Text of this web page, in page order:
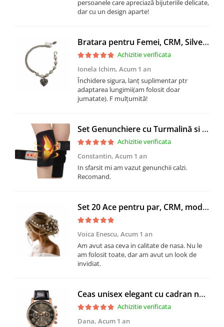
persoanele care apreciază bijuteriile delicate,
dar cu un design aparte!
Bratara pentru Femei, CRM, SilverHeart, 17+3 cm
Achizitie verificata
Ionela Ichim, Acum 1 an
Închidere sigura, lanț suplimentar ptr
adaptarea lungimii(am folosit doar
jumatate). F mulțumită!
Set Genunchiere cu Turmalină si Magneti, CRM, Ajustabil, Mărime Universală, Unisex, Negru
Achizitie verificata
Constantin, Acum 1 an
In sfarsit mi am vazut genunchii calzi.
Recomand.
Set 20 Ace pentru par, CRM, model floare, decoratiuni elegante, alb/argintiu
Voica Enescu, Acum 1 an
Am avut asa ceva in calitate de nasa. Nu le
am folosit toate, dar am avut un look de
invidiat.
Ceas unisex elegant cu cadran negru si accente aurii, curea neagra imitatie piele, mecanism quartz
Achizitie verificata
Dana, Acum 1 an